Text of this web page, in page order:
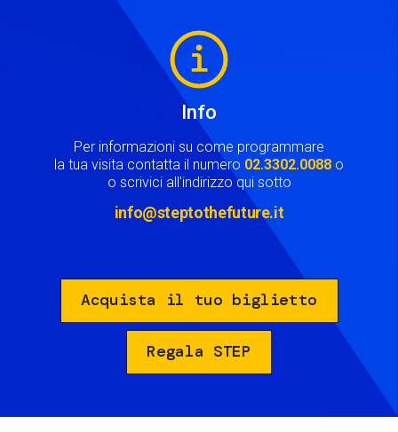
Info
Per informazioni su come programmare
la tua visita contatta il numero 02.3302.0088 o
o scrivici all'indirizzo qui sotto
info@steptothefuture.it
Acquista il tuo biglietto
Regala STEP